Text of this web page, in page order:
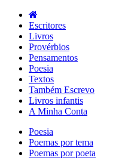
Escritores
Livros
Provérbios
Pensamentos
Poesia
Textos
Também Escrevo
Livros infantis
A Minha Conta
Poesia
Poemas por tema
Poemas por poeta